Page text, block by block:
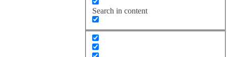
Search in content